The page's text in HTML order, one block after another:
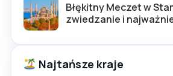
Błękitny Meczet w
zwiedzanie i
Najtańsze kraje